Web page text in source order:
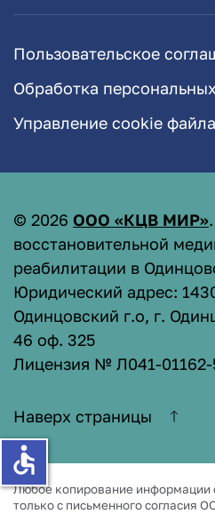
Пользовательское
Обработка
Управление cookie
© 2026 ООО «КЦВ МИР»
восстановительной
реабилитации в
Юридический адрес:
Одинцовский г.о, г.
46 оф. 325
Лицензия № Л041-
Наверх страницы
Любое копирование информации
только с письменного согласия
accessible